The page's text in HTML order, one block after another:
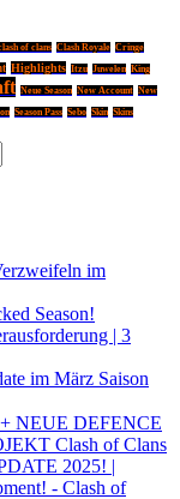
of clans Clash Royale Cringe
Highlights Itzu Juwelen King
Neue Season New Account New
Season Pass Sebo Skin Skins
im
Season!
| 3
im März Saison
NEUE DEFENCE
Clash of Clans
2025! |
- Clash of